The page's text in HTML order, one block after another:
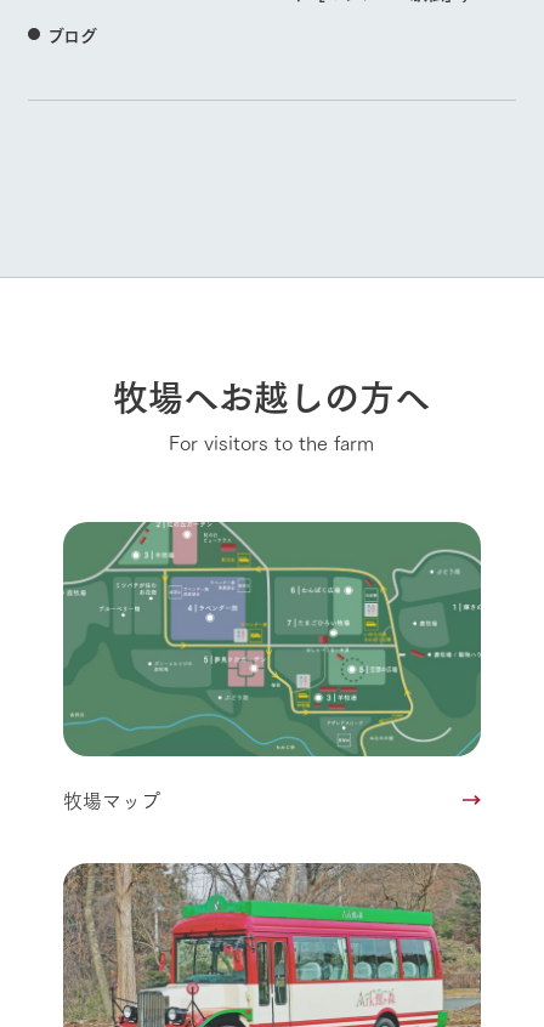
ブログ
牧場へお越しの方へ
For visitors to the farm
牧場マップ